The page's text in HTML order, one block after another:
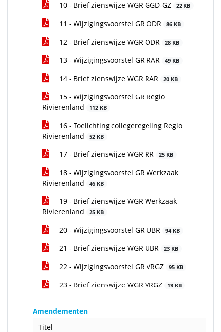
10 - Brief zienswijze WGR GGD-GZ 22 KB
11 - Wijzigingsvoorstel GR ODR 86 KB
12 - Brief zienswijze WGR ODR 28 KB
13 - Wijzigingsvoorstel GR RAR 49 KB
14 - Brief zienswijze WGR RAR 20 KB
15 - Wijzigingsvoorstel GR Regio
Rivierenland
112 KB
16 - Toelichting collegeregeling Regio
Rivierenland
52 KB
17 - Brief zienswijze WGR RR 25 KB
18 - Wijzigingsvoorstel GR Werkzaak
Rivierenland
46 KB
19 - Brief zienswijze WGR Werkzaak
Rivierenland
25 KB
20 - Wijzigingsvoorstel GR UBR 94 KB
21 - Brief zienswijze WGR UBR 23 KB
22 - Wijzigingsvoorstel GR VRGZ 95 KB
23 - Brief zienswijze WGR VRGZ 19 KB
Amendementen
Titel